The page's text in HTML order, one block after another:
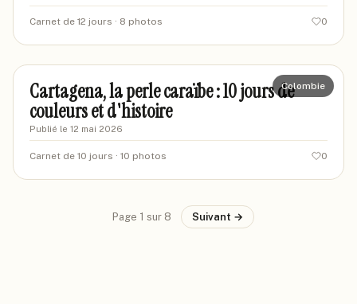
Carnet de 12 jours · 8 photos 0
marievoyageur92
Colombie
Cartagena, la perle caraïbe : 10 jours de
couleurs et d'histoire
Publié le 12 mai 2026
Carnet de 10 jours · 10 photos 0
Page 1 sur 8 Suivant →